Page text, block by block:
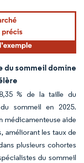
du sommeil domine
% de la taille du
sommeil en 2025.
médicamenteuse aide
améliorant les taux de
plusieurs cohortes
du sommeil